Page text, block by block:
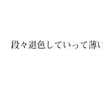
段々退色していって薄